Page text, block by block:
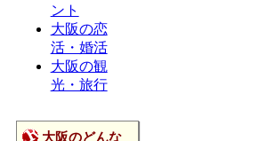
ント
大阪の恋
活・婚活
大阪の観
光・旅行
大阪のどんな